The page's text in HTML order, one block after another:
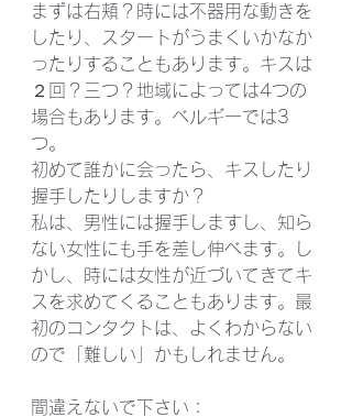
まずは右頬？時には不器用な動きを
したり、スタートがうまくいかなか
ったりすることもあります。キスは
２回？三つ？地域によっては4つの
場合もあります。ベルギーでは3
つ。
初めて誰かに会ったら、キスしたり
握手したりしますか？
私は、男性には握手しますし、知ら
ない女性にも手を差し伸べます。し
かし、時には女性が近づいてきてキ
スを求めてくることもあります。最
初のコンタクトは、よくわからない
ので「難しい」かもしれません。
間違えないで下さい：